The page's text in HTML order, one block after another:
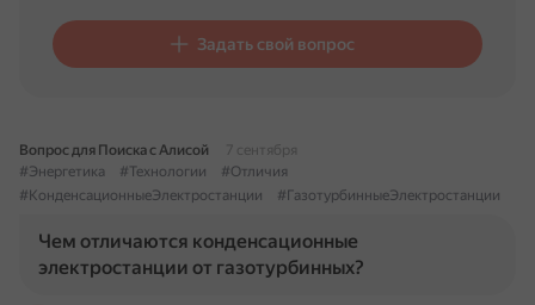
Задать свой вопрос
Вопрос для Поиска с Алисой
7 сентября
#Энергетика
#Технологии
#Отличия
#КонденсационныеЭлектростанции
#ГазотурбинныеЭлектростанции
Чем отличаются конденсационные
электростанции от газотурбинных?